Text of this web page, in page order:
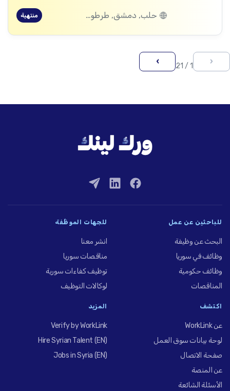
حلب, دمشق, طرطوس, ريف دمشق, ديرالزور, درعا, إدلب, القنيطرة, اللاذقية, الرقة, حمص, الحسكة, حماة منتهية
‹
1 / 21
›
للباحثين عن عمل
البحث عن وظيفة
وظائف في سوريا
وظائف حكومية
المناقصات
للجهات الموظِّفة
انشر معنا
مناقصات سوريا
توظيف كفاءات سورية
لوكالات التوظيف
اكتشف
عن WorkLink
لوحة بيانات سوق العمل
صفحة الاتصال
عن المنصة
الأسئلة الشائعة
المزيد
Verify by WorkLink
Hire Syrian Talent (EN)
Jobs in Syria (EN)